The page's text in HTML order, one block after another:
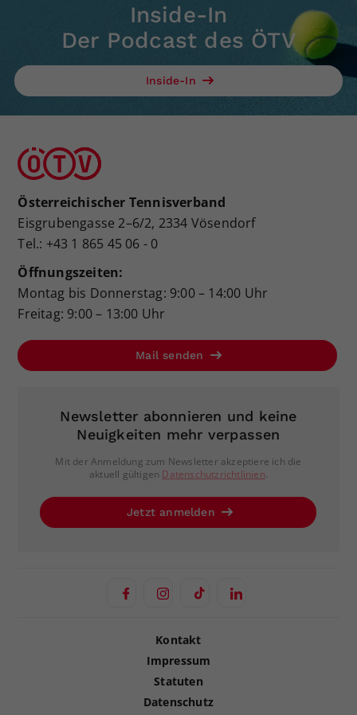
Inside-In
Der Podcast des ÖTV
Inside-In
Österreichischer Tennisverband
Eisgrubengasse 2–6/2, 2334 Vösendorf
Tel.: +43 1 865 45 06 - 0
Öffnungszeiten:
Montag bis Donnerstag: 9:00 – 14:00 Uhr
Freitag: 9:00 – 13:00 Uhr
Mail senden
Newsletter abonnieren und keine
Neuigkeiten mehr verpassen
Mit der Anmeldung zum Newsletter akzeptiere ich die
aktuell gültigen Datenschutzrichtlinien.
Jetzt anmelden
Kontakt
Impressum
Statuten
Datenschutz